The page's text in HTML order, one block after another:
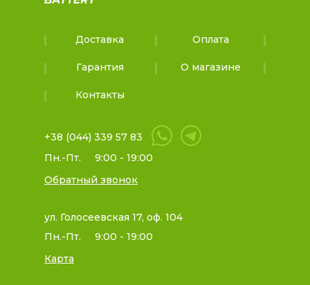
Доставка Оплата
Гарантия О магазине
Контакты
+38 (044) 339 57 83
Пн.-Пт.
9:00 - 19:00
Обратный звонок
ул. Голосеевская 17, оф. 104
Пн.-Пт.
9:00 - 19:00
Карта